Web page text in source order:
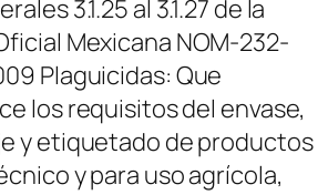
3.1.25 al 3.1.27 de la
Mexicana NOM-232-
Plaguicidas: Que
los requisitos del envase,
y etiquetado de productos
y para uso agrícola,